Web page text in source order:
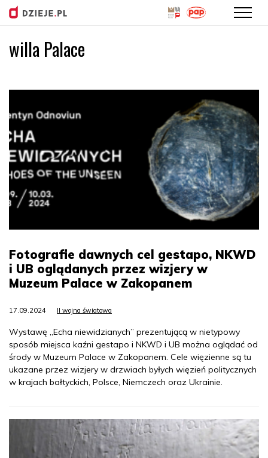
willa Palace
Fotografie dawnych cel gestapo, NKWD
i UB oglądanych przez wizjery w
Muzeum Palace w Zakopanem
17.09.2024 II wojna światowa
Wystawę „Echa niewidzianych” prezentującą w nietypowy
sposób miejsca kaźni gestapo i NKWD i UB można oglądać od
środy w Muzeum Palace w Zakopanem. Cele więzienne są tu
ukazane przez wizjery w drzwiach byłych więzień politycznych
w krajach bałtyckich, Polsce, Niemczech oraz Ukrainie.